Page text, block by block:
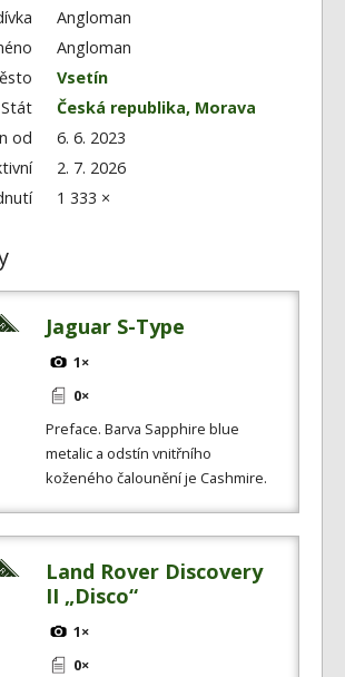
Angloman
Angloman
Vsetín
Stát
Česká republika, Morava
od
6. 6. 2023
2. 7. 2026
1 333 ×
Jaguar S-Type
1×
0×
Preface. Barva Sapphire blue
metalic a odstín vnitřního
koženého čalounění je Cashmire.
Land Rover Discovery
II „Disco“
1×
0×